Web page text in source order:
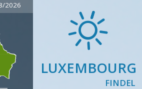
2026
LUXEMBOURG
FINDEL